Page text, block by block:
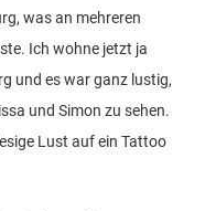
was an mehreren
Ich wohne jetzt ja
und es war ganz lustig,
und Simon zu sehen.
Lust auf ein Tattoo